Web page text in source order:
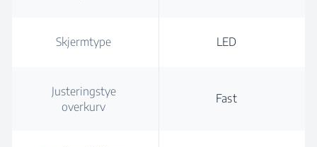
Skjermtype LED
Justeringstye
overkurv
Fast